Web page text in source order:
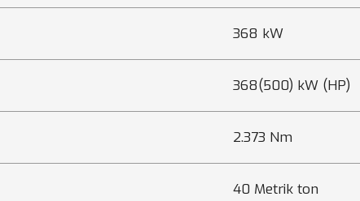
368 kW
368(500) kW (HP)
2.373 Nm
40 Metrik ton